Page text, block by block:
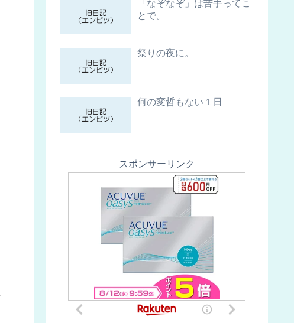
「なぞなぞ」は苦手ってこ
とで。
祭りの夜に。
何の変哲もない１日
スポンサーリンク